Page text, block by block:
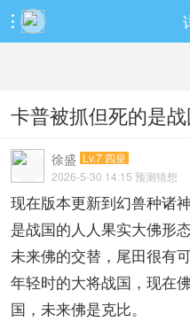

卡普被抓但死的是
徐盛 Lv.7 四皇
2026-5-30 14:15 预测猜想
现在版本更新到幻兽种诸
是战国的人人果实大佛形
未来佛的交替，尾田很有
年轻时的大将战国，现在
国，未来佛是克比。